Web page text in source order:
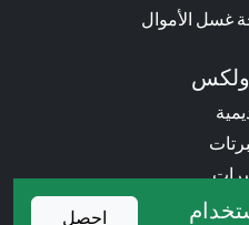
احصل
غسل الأموال